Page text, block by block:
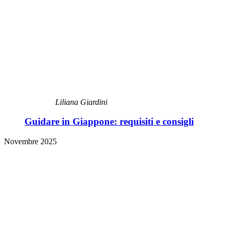
Liliana Giardini
Guidare in Giappone: requisiti e consigli
Novembre 2025